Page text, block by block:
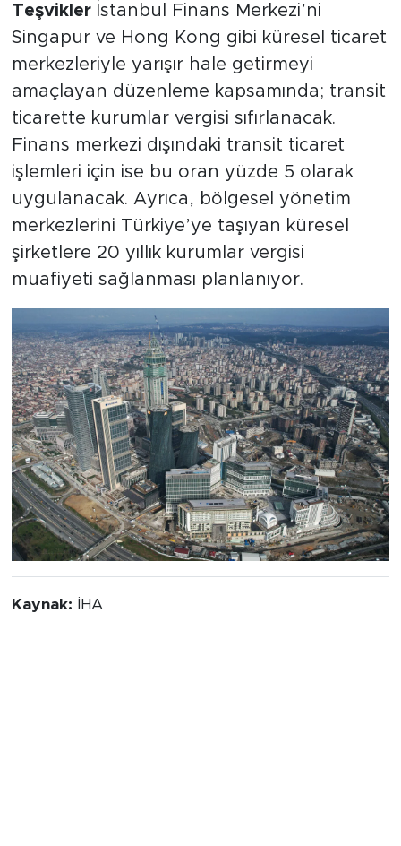
Teşviklerİstanbul Finans Merkezi’ni
Singapur ve Hong Kong gibi küresel ticaret
merkezleriyle yarışır hale getirmeyi
amaçlayan düzenleme kapsamında; transit
ticarette kurumlar vergisi sıfırlanacak.
Finans merkezi dışındaki transit ticaret
işlemleri için ise bu oran yüzde 5 olarak
uygulanacak. Ayrıca, bölgesel yönetim
merkezlerini Türkiye’ye taşıyan küresel
şirketlere 20 yıllık kurumlar vergisi
muafiyeti sağlanması planlanıyor.
Kaynak: İHA